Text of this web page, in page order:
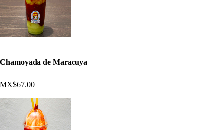
Chamoyada de Maracuya
MX$67.00